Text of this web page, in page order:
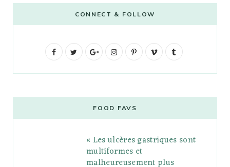
CONNECT & FOLLOW
F
b
t
G
g
l
e
P
I
t
a
g
r
P
e
r
e
V
o
l
r
FOOD FAVS
« Les ulcères gastriques sont
multiformes et
malheureusement plus